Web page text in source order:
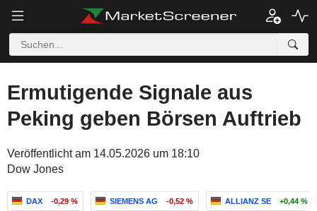
Ermutigende Signale aus
Peking geben Börsen Auftrieb
Veröffentlicht am 14.05.2026 um 18:10
Dow Jones
DAX -0,29 % SIEMENS AG -0,52 % ALLIANZ SE +0,44 %